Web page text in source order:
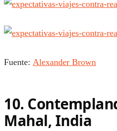
Fuente: Alexander Brown
10.
Mahal, India